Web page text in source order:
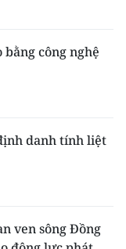
công nghệ
danh tính liệt
ven sông Đồng